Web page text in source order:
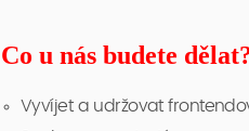
Co u nás budete
Vyvíjet a udržovat